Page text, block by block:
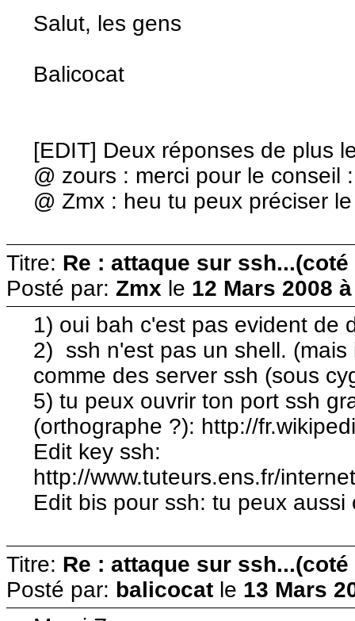
Salut, les gens
Balicocat
[EDIT] Deux réponses de plus
@ zours : merci pour le conseil
@ Zmx : heu tu peux préciser
Titre: Re : attaque sur
Posté par: Zmx le 12 Mars 2008
1) oui bah c'est pas evident de
2) ssh n'est pas un shell.
comme des server ssh (sous
5) tu peux ouvrir ton port ssh
(orthographe ?): http://
Edit key ssh:
http://www.tuteurs.ens.fr/
Edit bis pour ssh: tu peux
Titre: Re : attaque sur
Posté par: balicocat le 13 Mars